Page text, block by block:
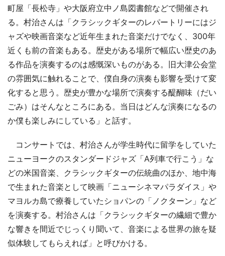
町屋「長松寺」や大阪府立中ノ島図書館などで開催され
る。村治さんは「クラシックギターのレパートリーにはジ
ャズや映画音楽など近年生まれた音楽だけでなく、300年
近くも前の音楽もある。歴史がある場所で幅広い歴史のあ
る作品を演奏するのは感慨深いものがある。旧大津公会堂
の雰囲気に触れることで、僕自身の演奏も影響を受けて変
化すると思う。歴史が豊かな場所で演奏する醍醐味（だい
ごみ）はそんなところにある。当日はどんな演奏になるの
か僕も楽しみにしている」と話す。
コンサートでは、村治さんが学生時代に留学をしていた
ニューヨークのスタンダードジャズ「A列車で行こう」な
どの米国音楽、クラシックギターの伝統曲のほか、地中海
で生まれた音楽として映画「ニューシネマパラダイス」や
マヨルカ島で療養していたショパンの「ノクターン」など
を演奏する。村治さんは「クラシックギターの繊細で豊か
な響きを間近でじっくり聞いて、音楽による世界の旅を疑
似体験してもらえれば」と呼びかける。